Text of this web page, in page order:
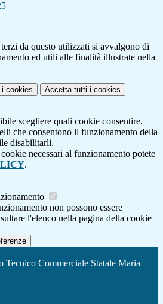
da questo utilizzati si avvalgono di
ed utili alle finalità illustrate nella
i cookies Accetta tutti i cookies
scegliere quali cookie consentire.
che consentono il funzionamento della
disabilitarli.
necessari al funzionamento potete
.
non possono essere
l'elenco nella pagina della cookie
Tecnico Commerciale Statale Maria